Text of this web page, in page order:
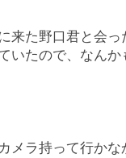
来た野口君と会
いたので、なん
メラ持って行かな